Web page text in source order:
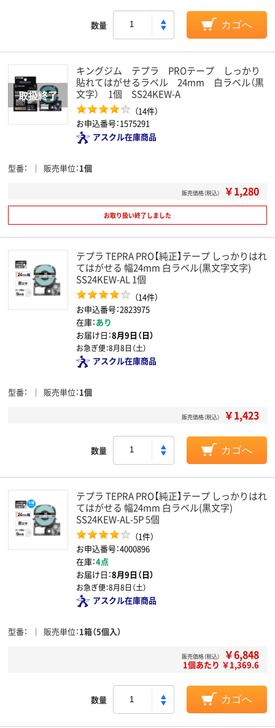
数量 カゴへ
キングジム テプラ PROテープ しっかり
貼れてはがせるラベル 24mm 白ラベル（黒
文字） 1個 SS24KEW-A
（14件）
お申込番号：1575291
アスクル在庫商品
型番 販売単位 1個
販売価格（税込） ￥1,280
お取り扱い終了しました
テプラ TEPRA PRO【純正】テープ しっかりはれ
てはがせる 幅24mm 白ラベル(黒文字文字)
SS24KEW-AL 1個
（14件）
お申込番号：2823975
在庫：あり
お届け日：8月9日（日）
お急ぎ便：8月8日（土）
アスクル在庫商品
型番 販売単位 1個
販売価格（税込） ￥1,423
数量 カゴへ
テプラ TEPRA PRO【純正】テープ しっかりはれ
てはがせる 幅24mm 白ラベル(黒文字)
SS24KEW-AL-5P 5個
（1件）
お申込番号：4000896
在庫：4点
お届け日：8月9日（日）
お急ぎ便：8月8日（土）
アスクル在庫商品
型番 販売単位 1箱（5個入）
販売価格（税込） ￥6,848
1個あたり ￥1,369.6
数量 カゴへ